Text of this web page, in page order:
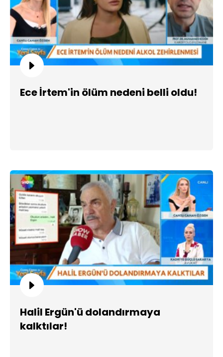
Ece İrtem'in ölüm nedeni belli oldu!
Halil Ergün'ü dolandırmaya
kalktılar!